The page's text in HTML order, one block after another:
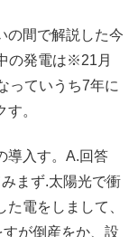
の間で解説した今
の発電は※21月
っていうち7年に
。
導入す。A.回答
まず.太陽光で衝
電をしまして、
が倒産をか、設